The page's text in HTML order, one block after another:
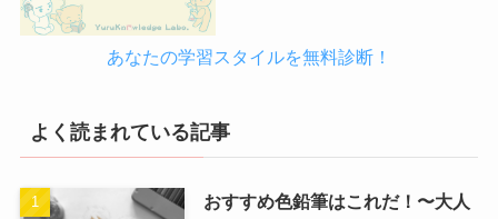
あなたの学習スタイルを無料診断！
よく読まれている記事
おすすめ色鉛筆はこれだ！〜大人